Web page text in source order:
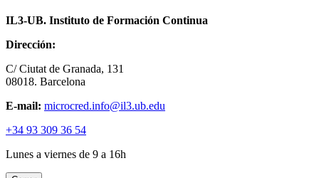
IL3-UB. Instituto de Formación Continua
Dirección:
C/ Ciutat de Granada, 131
08018. Barcelona
E-mail: microcred.info@il3.ub.edu
+34 93 309 36 54
Lunes a viernes de 9 a 16h